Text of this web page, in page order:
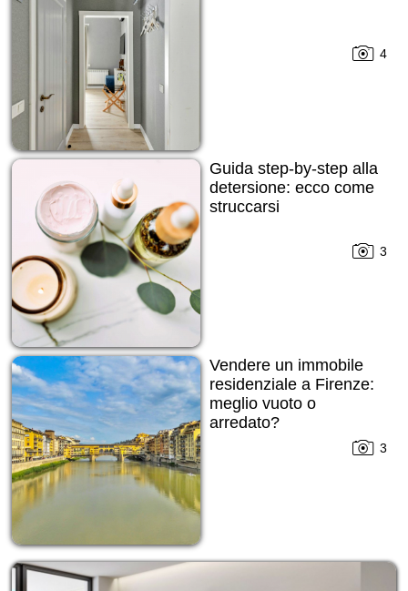
4
Guida step-by-step alla
detersione: ecco come
struccarsi
3
Vendere un immobile
residenziale a Firenze:
meglio vuoto o
arredato?
3